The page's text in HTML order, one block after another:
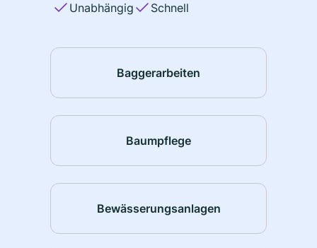
Unabhängig
Schnell
Baggerarbeiten
Baumpflege
Bewässerungsanlagen